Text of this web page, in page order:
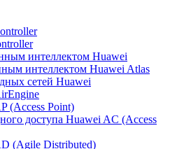
интеллектом Huawei
интеллектом Huawei Atlas
сетей Huawei
(Access Point)
доступа Huawei AC (Access
(Agile Distributed)